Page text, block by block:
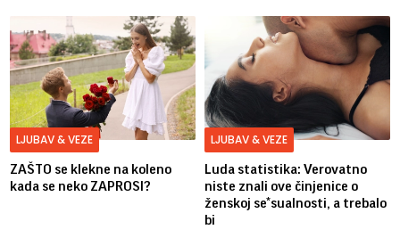
LJUBAV & VEZE
ZAŠTO se klekne na koleno
kada se neko ZAPROSI?
LJUBAV & VEZE
Luda statistika: Verovatno
niste znali ove činjenice o
ženskoj se*sualnosti, a trebalo
bi